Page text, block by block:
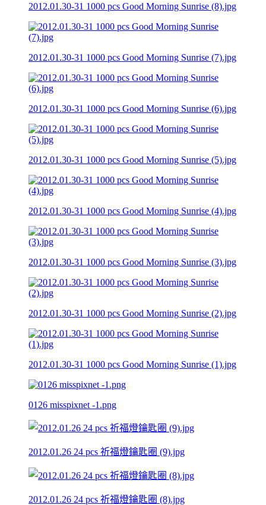
2012.01.30-31 1000 pcs Good Morning Sunrise (8).jpg
2012.01.30-31 1000 pcs Good Morning Sunrise (7).jpg
2012.01.30-31 1000 pcs Good Morning Sunrise (6).jpg
2012.01.30-31 1000 pcs Good Morning Sunrise (5).jpg
2012.01.30-31 1000 pcs Good Morning Sunrise (4).jpg
2012.01.30-31 1000 pcs Good Morning Sunrise (3).jpg
2012.01.30-31 1000 pcs Good Morning Sunrise (2).jpg
2012.01.30-31 1000 pcs Good Morning Sunrise (1).jpg
0126 misspixnet -1.png
2012.01.26 24 pcs 祈福燈鑰匙圈 (9).jpg
2012.01.26 24 pcs 祈福燈鑰匙圈 (8).jpg